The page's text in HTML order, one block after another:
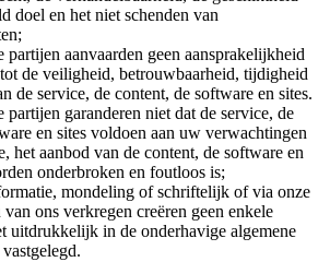
doel en het niet schenden van
partijen aanvaarden geen aansprakelijkheid
de veiligheid, betrouwbaarheid, tijdigheid
de service, de content, de software en sites.
partijen garanderen niet dat de service, de
en sites voldoen aan uw verwachtingen
het aanbod van de content, de software en
onderbroken en foutloos is;
mondeling of schriftelijk of via onze
ons verkregen creëren geen enkele
uitdrukkelijk in de onderhavige algemene